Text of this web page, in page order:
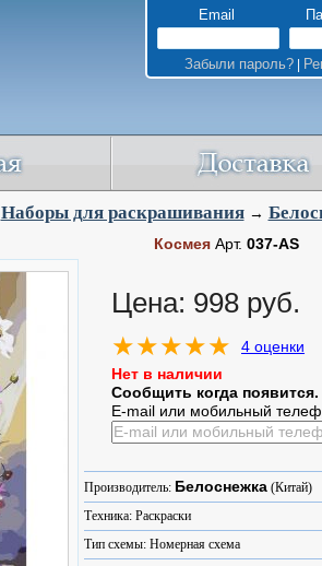
Email
Забыли пароль?|
Наборы для раскрашивания→
КосмеяАрт. 037-AS
Цена: 998 руб.
4 оценки
Нет в наличии
Сообщить когда появится.
E-mail или мобильный
Производитель: Белоснежка (Китай)
Техника: Раскраски
Тип схемы: Номерная схема